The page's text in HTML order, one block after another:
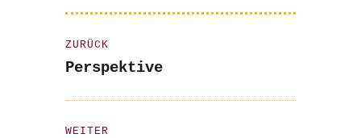
ZURÜCK
Vorheriger
Perspektive
WEITER